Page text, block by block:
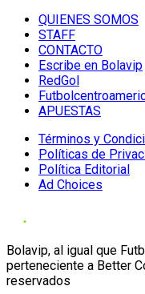
QUIENES SOMOS
STAFF
CONTACTO
Escribe en Bolavip
RedGol
APUESTAS
Términos y
Políticas de
Política Editorial
Ad Choices
Bolavip, al igual que
perteneciente a Better
reservados